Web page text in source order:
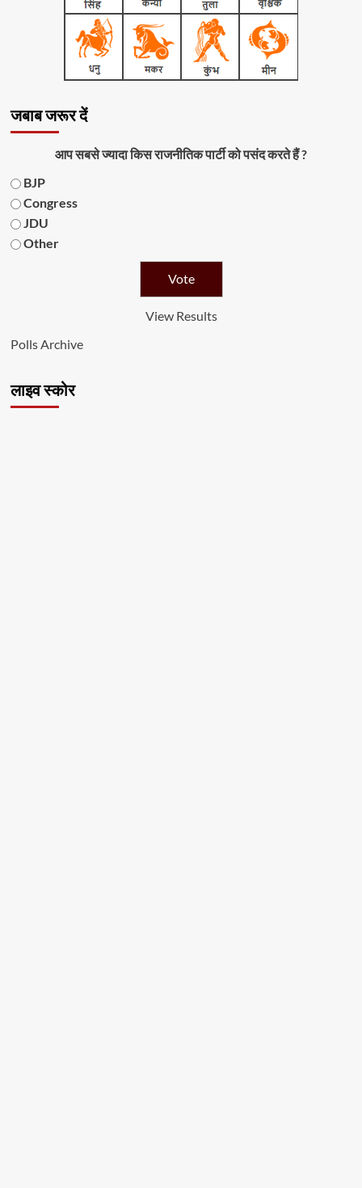
जबाब जरूर दें
आप सबसे ज्यादा किस राजनीतिक पार्टी को पसंद करते हैं ?
BJP
Congress
JDU
Other
View Results
Polls Archive
लाइव स्कोर